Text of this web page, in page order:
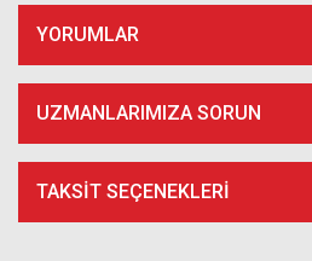
YORUMLAR
UZMANLARIMIZA SORUN
TAKSIT SEÇENEKLERI